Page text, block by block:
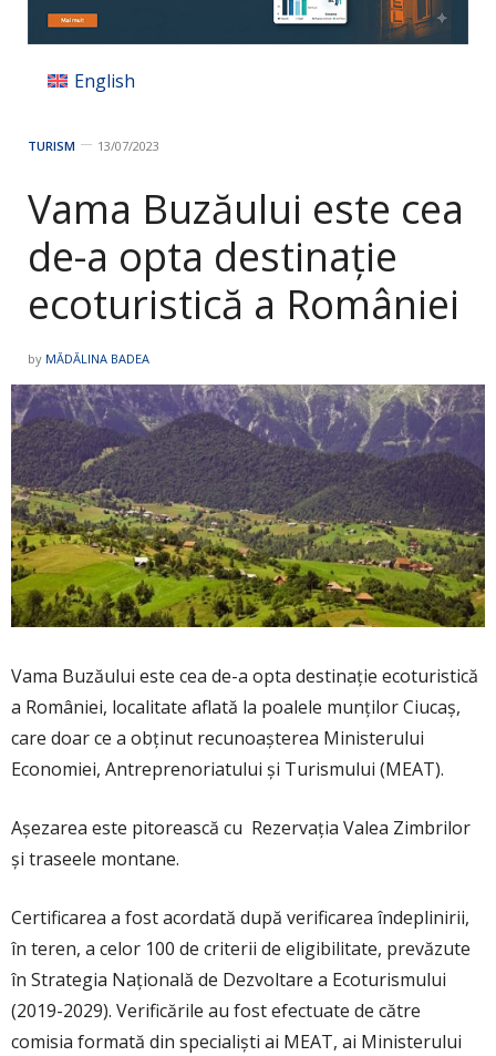
English
TURISM 13/07/2023
Vama Buzăului este cea
de-a opta destinație
ecoturistică a României
by MĂDĂLINA BADEA
Vama Buzăului este cea de-a opta destinație ecoturistică
a României, localitate aflată la poalele munților Ciucaș,
care doar ce a obținut recunoașterea Ministerului
Economiei, Antreprenoriatului și Turismului (MEAT).
Așezarea este pitorească cu Rezervația Valea Zimbrilor
și traseele montane.
Certificarea a fost acordată după verificarea îndeplinirii,
în teren, a celor 100 de criterii de eligibilitate, prevăzute
în Strategia Națională de Dezvoltare a Ecoturismului
(2019-2029). Verificările au fost efectuate de către
comisia formată din specialiști ai MEAT, ai Ministerului